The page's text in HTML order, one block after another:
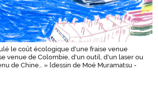
le coût écologique d'une fraise venue
venue de Colombie, d'un outil, d'un laser ou
de Chine… » [dessin de Moé Muramatsu -